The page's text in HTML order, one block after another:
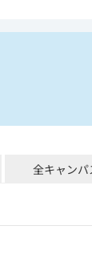
全キャン